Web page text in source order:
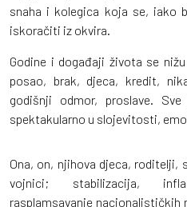
snaha i kolegica koja se, iako
iskoračiti iz okvira.
Godine i događaji života se
posao, brak, djeca, kredit,
godišnji odmor, proslave.
spektakularno u slojevitosti,
Ona, on, njihova djeca, roditelji,
vojnici; stabilizacija,
rasplamsavanje nacionalističkih